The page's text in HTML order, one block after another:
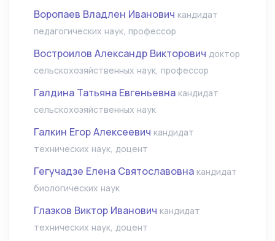
Воропаев Владлен Иванович кандидат
педагогических наук, профессор
Востроилов Александр Викторович доктор
сельскохозяйственных наук, профессор
Галдина Татьяна Евгеньевна кандидат
сельскохозяйственных наук
Галкин Егор Алексеевич кандидат
технических наук, доцент
Гегучадзе Елена Святославовна кандидат
биологических наук
Глазков Виктор Иванович кандидат
технических наук, доцент